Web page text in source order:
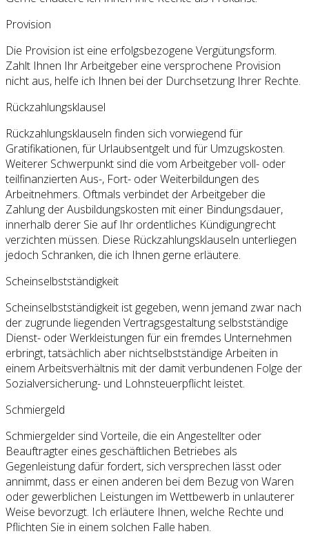
Provision
Die Provision ist eine erfolgsbezogene Vergütungsform.
Zahlt Ihnen Ihr Arbeitgeber eine versprochene Provision
nicht aus, helfe ich Ihnen bei der Durchsetzung Ihrer Rechte.
Rückzahlungsklausel
Rückzahlungsklauseln finden sich vorwiegend für
Gratifikationen, für Urlaubsentgelt und für Umzugskosten.
Weiterer Schwerpunkt sind die vom Arbeitgeber voll- oder
teilfinanzierten Aus-, Fort- oder Weiterbildungen des
Arbeitnehmers. Oftmals verbindet der Arbeitgeber die
Zahlung der Ausbildungskosten mit einer Bindungsdauer,
innerhalb derer Sie auf Ihr ordentliches Kündigungrecht
verzichten müssen. Diese Rückzahlungsklauseln unterliegen
jedoch Schranken, die ich Ihnen gerne erläutere.
Scheinselbstständigkeit
Scheinselbstständigkeit ist gegeben, wenn jemand zwar nach
der zugrunde liegenden Vertragsgestaltung selbstständige
Dienst- oder Werkleistungen für ein fremdes Unternehmen
erbringt, tatsächlich aber nichtselbstständige Arbeiten in
einem Arbeitsverhältnis mit der damit verbundenen Folge der
Sozialversicherung- und Lohnsteuerpflicht leistet.
Schmiergeld
Schmiergelder sind Vorteile, die ein Angestellter oder
Beauftragter eines geschäftlichen Betriebes als
Gegenleistung dafür fordert, sich versprechen lässt oder
annimmt, dass er einen anderen bei dem Bezug von Waren
oder gewerblichen Leistungen im Wettbewerb in unlauterer
Weise bevorzugt. Ich erläutere Ihnen, welche Rechte und
Pflichten Sie in einem solchen Falle haben.